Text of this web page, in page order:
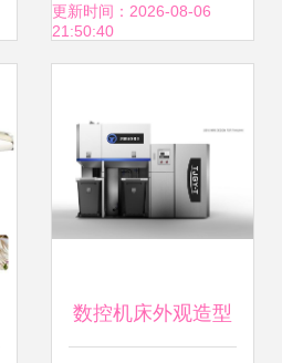
助力工艺升级
更新时间：2026-08-06
21:50:40
数控机床外观造型